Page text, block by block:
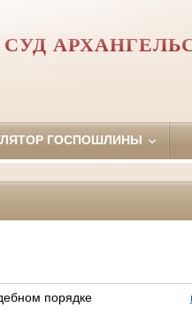
ГОСПОШЛИНЫ
порядке